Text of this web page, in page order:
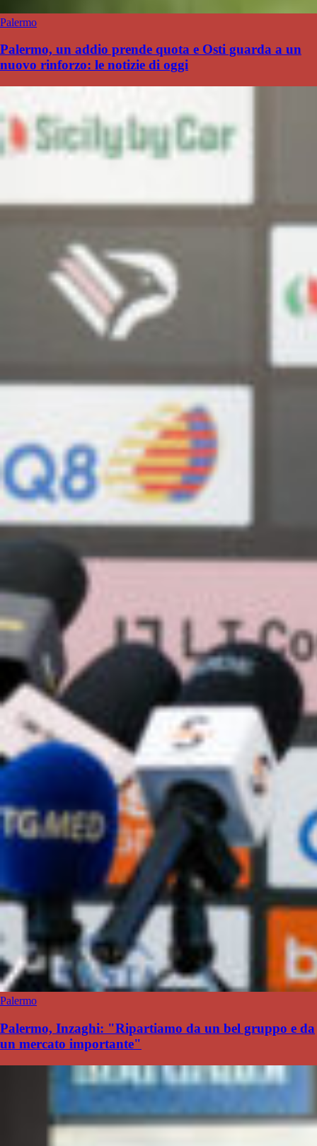
Palermo
Palermo, un addio prende quota e Osti guarda a un
nuovo rinforzo: le notizie di oggi
Palermo
Palermo, Inzaghi: "Ripartiamo da un bel gruppo e da
un mercato importante"